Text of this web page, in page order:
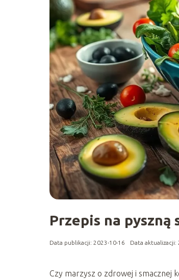
Przepis na pyszną
Data publikacji: 2023-10-16 Data aktualizacji:
Czy marzysz o zdrowej i smacznej